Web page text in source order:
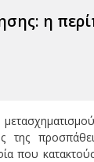
η
που